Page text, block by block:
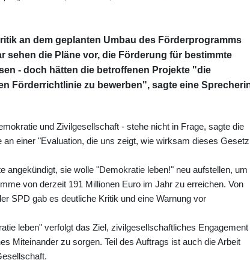
an dem geplanten Umbau des Förderprogramms
sehen die Pläne vor, die Förderung für bestimmte
- doch hätten die betroffenen Projekte "die
Förderrichtlinie zu bewerben", sagte eine
und Zivilgesellschaft - stehe nicht in Frage, sagte die
einer "Evaluation, die uns zeigt, wie wirksam dieses Gesetz
angekündigt, sie wolle "Demokratie leben!" neu aufstellen, um
von derzeit 191 Millionen Euro im Jahr zu erreichen. Von
SPD gab es deutliche Kritik und eine Warnung vor
leben" verfolgt das Ziel, zivilgesellschaftliches
Miteinander zu sorgen. Teil des Auftrags ist auch die Arbeit